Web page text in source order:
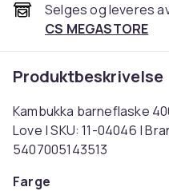
Selges og leveres
CS MEGASTORE
Produktbeskrivelse
Kambukka barneflaske
Love | SKU: 11-04046 |
5407005143513
Farge